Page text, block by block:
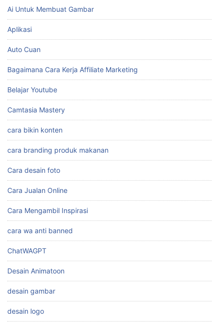
Ai Untuk Membuat Gambar
Aplikasi
Auto Cuan
Bagaimana Cara Kerja Affiliate Marketing
Belajar Youtube
Camtasia Mastery
cara bikin konten
cara branding produk makanan
Cara desain foto
Cara Jualan Online
Cara Mengambil Inspirasi
cara wa anti banned
ChatWAGPT
Desain Animatoon
desain gambar
desain logo